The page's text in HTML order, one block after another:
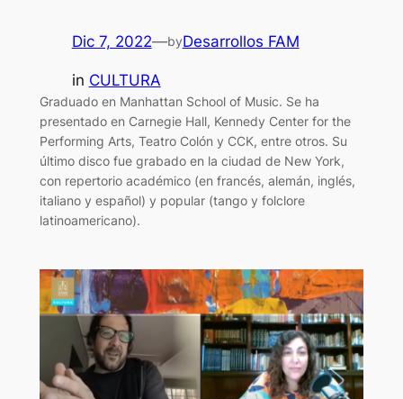
Dic 7, 2022—byDesarrollos FAM
in CULTURA
Graduado en Manhattan School of Music. Se ha
presentado en Carnegie Hall, Kennedy Center for the
Performing Arts, Teatro Colón y CCK, entre otros. Su
último disco fue grabado en la ciudad de New York,
con repertorio académico (en francés, alemán, inglés,
italiano y español) y popular (tango y folclore
latinoamericano).